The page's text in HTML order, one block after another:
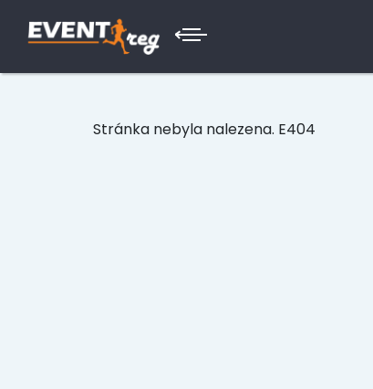
Stránka nebyla nalezena. E404